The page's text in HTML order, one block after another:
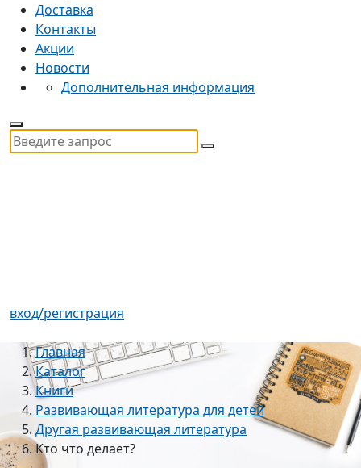
Доставка
Контакты
Акции
Новости
Дополнительная информация
вход/регистрация
Главная
Каталог
Книги
Развивающая литература для детей
Другая развивающая литература
Кто что делает?